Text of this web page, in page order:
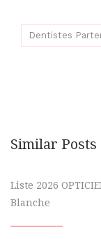
Dentistes
Similar Posts
Liste 2026
Blanche